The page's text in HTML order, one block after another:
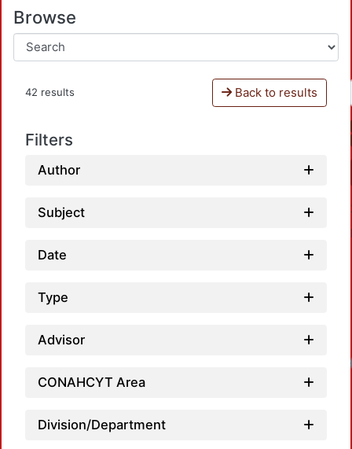
Browse
42 results Back to results
Filters
Author
Subject
Date
Type
Advisor
CONAHCYT Area
Division/Department